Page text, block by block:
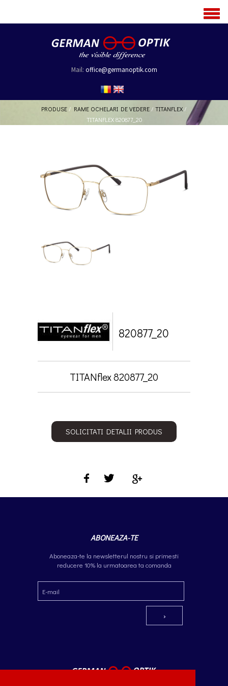
Mail: office@germanoptik.com
PRODUSE / RAME OCHELARI DE VEDERE / TITANFLEX /
TITANFLEX 820877_20
820877_20
TITANflex 820877_20
SOLICITATI DETALII PRODUS
ABONEAZA-TE
Aboneaza-te la newsletterul nostru si primesti
reducere 10% la urmatoarea ta comanda